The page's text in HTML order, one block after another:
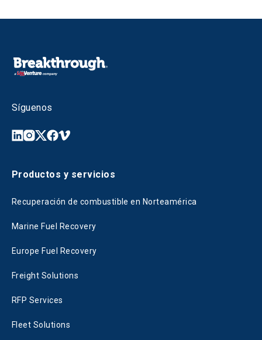
Síguenos
Productos y servicios
Recuperación de combustible en Norteamérica
Marine Fuel Recovery
Europe Fuel Recovery
Freight Solutions
RFP Services
Fleet Solutions